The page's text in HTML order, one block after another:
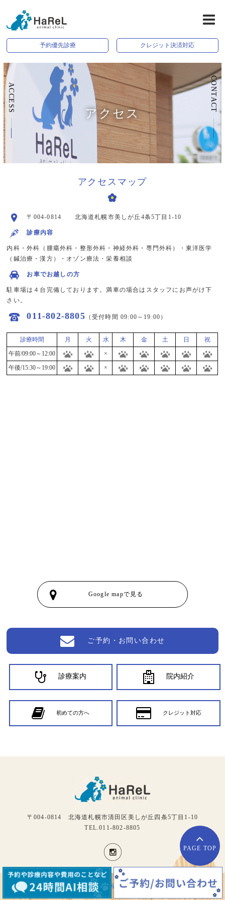
予約優先診療 クレジット決済対応
アクセス
ACCESS CONTACT
PAGE TOP
アクセスマップ
〒004-0814 北海道札幌市美しが丘4条5丁目1-10
診療内容
内科・外科（腫瘍外科・整形外科・神経外科・専門外科）・東洋医学
（鍼治療・漢方）・オゾン療法・栄養相談
お車でお越しの方
駐車場は４台完備しております。満車の場合はスタッフにお声がけ下
さい。
011-802-8805 （受付時間 09:00～19:00）
診療時間 月 火 水 木 金 土 日
祝
午前/09:00～12:00
×
午後/15:30～19:00
×
Google mapで見る
ご予約・お問い合わせ
診療案内 院内紹介
初めての方へ クレジット対応
〒004-0814 北海道札幌市清田区美しが丘四条5丁目1-10
TEL.011-802-8805
PAGE TOP
Copyright c 札幌清田区の動物病院 | HaReLアニマルクリニック